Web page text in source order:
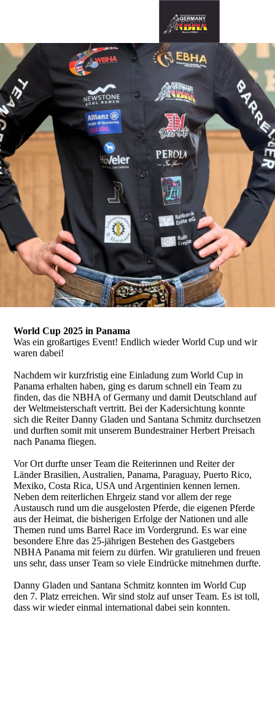
World Cup 2025 in Panama
Was ein großartiges Event! Endlich wieder World Cup und wir
waren dabei!
Nachdem wir kurzfristig eine Einladung zum World Cup in
Panama erhalten haben, ging es darum schnell ein Team zu
finden, das die NBHA of Germany und damit Deutschland auf
der Weltmeisterschaft vertritt. Bei der Kadersichtung konnte
sich die Reiter Danny Gladen und Santana Schmitz durchsetzen
und durften somit mit unserem Bundestrainer Herbert Preisach
nach Panama fliegen.
Vor Ort durfte unser Team die Reiterinnen und Reiter der
Länder Brasilien, Australien, Panama, Paraguay, Puerto Rico,
Mexiko, Costa Rica, USA und Argentinien kennen lernen.
Neben dem reiterlichen Ehrgeiz stand vor allem der rege
Austausch rund um die ausgelosten Pferde, die eigenen Pferde
aus der Heimat, die bisherigen Erfolge der Nationen und alle
Themen rund ums Barrel Race im Vordergrund. Es war eine
besondere Ehre das 25-jährigen Bestehen des Gastgebers
NBHA Panama mit feiern zu dürfen. Wir gratulieren und freuen
uns sehr, dass unser Team so viele Eindrücke mitnehmen durfte.
Danny Gladen und Santana Schmitz konnten im World Cup
den 7. Platz erreichen. Wir sind stolz auf unser Team. Es ist toll,
dass wir wieder einmal international dabei sein konnten.